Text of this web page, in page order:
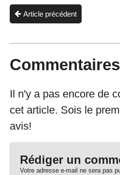
Article précédent
Commentaires
Il n'y a pas encore de
cet article. Sois le
avis!
Rédiger un
Votre adresse e-mail ne sera pas